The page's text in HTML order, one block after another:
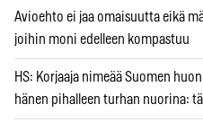
Avioehto ei jaa omaisuutta eikä
joihin moni edelleen kompastuu
HS: Korjaaja nimeää Suomen
hänen pihalleen turhan nuorina: